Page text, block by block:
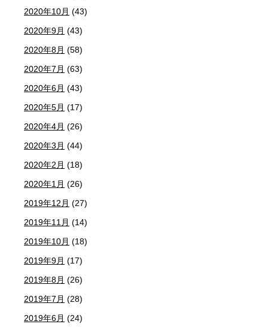
2020年10月 (43)
2020年9月 (43)
2020年8月 (58)
2020年7月 (63)
2020年6月 (43)
2020年5月 (17)
2020年4月 (26)
2020年3月 (44)
2020年2月 (18)
2020年1月 (26)
2019年12月 (27)
2019年11月 (14)
2019年10月 (18)
2019年9月 (17)
2019年8月 (26)
2019年7月 (28)
2019年6月 (24)